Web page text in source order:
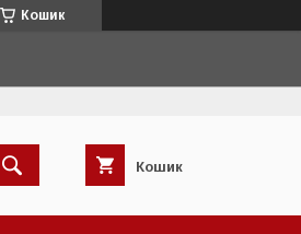
Кошик
Кошик